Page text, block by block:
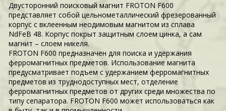
Двусторонний поисковый магнит FROTON F600
представляет собой цельнометаллический фрезерованный
корпус с вклеенным неодимовым магнитом из сплава
NdFeB 48. Корпус покрыт защитным слоем цинка, а сам
магнит – слоем никеля.
FROTON F600 предназначен для поиска и удержания
ферромагнитных предметов. Использование магнита
предусматривает подъем с удержанием ферромагнитных
предметов из труднодоступных мест, отделение
ферромагнитных предметов от других среди множества по
типу сепаратора. FROTON F600 может использоваться как